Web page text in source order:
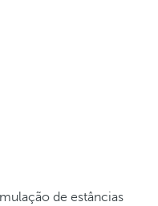
de estâncias